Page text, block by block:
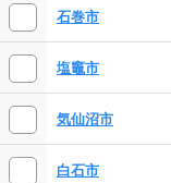
石巻市
塩竈市
気仙沼市
白石市